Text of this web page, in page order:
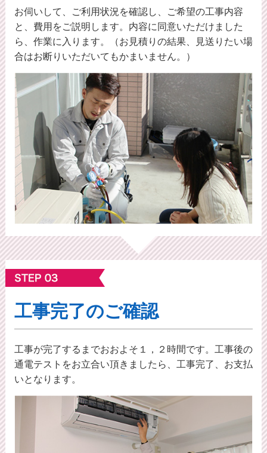
お伺いして、ご利用状況を確認し、ご希望の工事内容
と、費用をご説明します。内容に同意いただけました
ら、作業に入ります。（お見積りの結果、見送りたい場
合はお断りいただいてもかまいません。）
工事完了のご確認
工事が完了するまでおおよそ１，２時間です。工事後の
通電テストをお立合い頂きましたら、工事完了、お支払
いとなります。